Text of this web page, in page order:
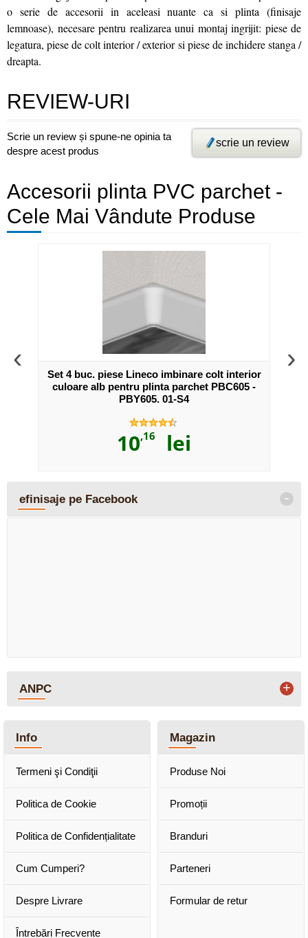
o serie de accesorii in aceleasi nuante ca si plinta (finisaje
lemnoase), necesare pentru realizarea unui montaj ingrijit: piese de
legatura, piese de colt interior / exterior si piese de inchidere stanga /
dreapta.
REVIEW-URI
Scrie un review și spune-ne opinia ta
despre acest produs
scrie un review
Accesorii plinta PVC parchet -
Cele Mai Vândute Produse
‹
Set 4 buc. piese Lineco imbinare colt interior
culoare alb pentru plinta parchet PBC605 -
PBY605. 01-S4
10,16 lei
›
efinisaje pe Facebook -
ANPC +
Info
Termeni şi Condiţii
Politica de Cookie
Politica de Confidențialitate
Cum Cumperi?
Despre Livrare
Întrebări Frecvente
Magazin
Produse Noi
Promoții
Branduri
Parteneri
Formular de retur